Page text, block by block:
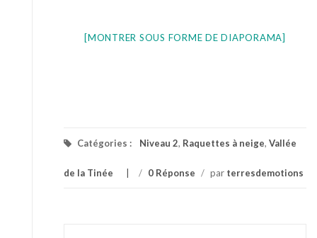
[MONTRER SOUS FORME DE DIAPORAMA]
Catégories : Niveau 2, Raquettes à neige, Vallée
de la Tinée / 0 Réponse / par terresdemotions